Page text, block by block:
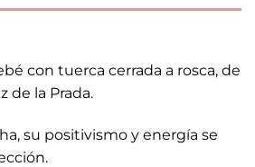
con tuerca cerrada a rosca, de
de la Prada.
su positivismo y energía se